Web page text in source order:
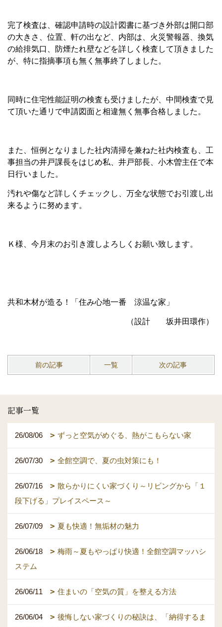
完了検査は、確認申請時の設計図書に基づき外部は開口部
の大きさ、位置、軒の出など、内部は、火災警報器、換気
の給排気口、防煙たれ壁などを詳しく検査して頂きました
が、特に指摘事項も無く無事終了しました。
同時に住宅性能証明の検査も受けましたが、中間検査で見
て頂いた通リで申請図面と相違無く無事合格しました。
また、恒例となりました社内清掃を兼ねた社内検査も、工
事担当の井戸課長をはじめ私、井戸部長、小木曽主任で本
日行いました。
汚れや傷など詳しくチェックし、万全な状態でお引渡し出
来るように努めます。
Ｋ様、今月末のお引き渡しよろしくお願い致します。
共和木材が造る！「住み心地一番 涼温な家」
（設計 坂井田環作）
前の記事 一覧 次の記事
記事一覧
26/08/06 ずっと空気がめぐる、熱がこもらない家
26/07/30 全館空調で、夏の虫対策にも！
26/07/16
散らかりにくい家づくり～リビングから「１
段下げる」プレイスペース～
26/07/09 夏も快適！無垢材の魅力
26/06/18
梅雨～夏もやっぱり快適！全館空調マッハシ
ステム
26/06/11 住まいの「空気の質」を整える方法
26/06/04
後悔しない家づくりの秘訣は、「納得するま